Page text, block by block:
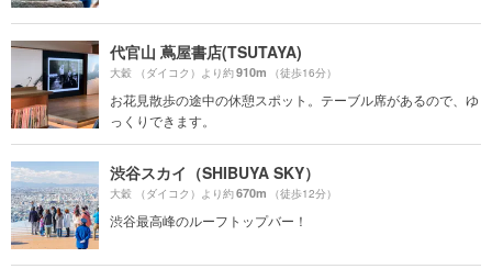
代官山 蔦屋書店(TSUTAYA)
大穀 （ダイコク）より約910m （徒歩16分）
お花見散歩の途中の休憩スポット。テーブル席があるので、ゆ
っくりできます。
渋谷スカイ（SHIBUYA SKY）
大穀 （ダイコク）より約670m （徒歩12分）
渋谷最高峰のルーフトップバー！